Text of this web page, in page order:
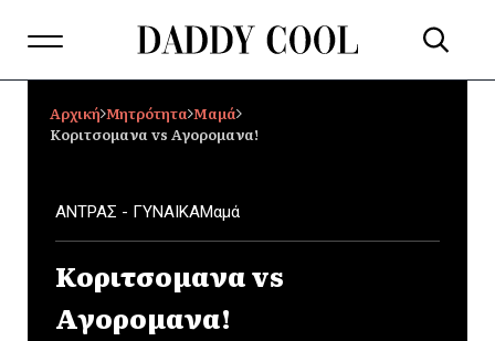
Αρχική Μητρότητα Μαμά
Κοριτσομανα vs Αγορομανα!
ΑΝΤΡΑΣ - ΓΥΝΑΙΚΑΜαμά
Κοριτσομανα vs
Αγορομανα!